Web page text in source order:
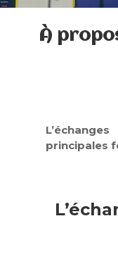
À
principales